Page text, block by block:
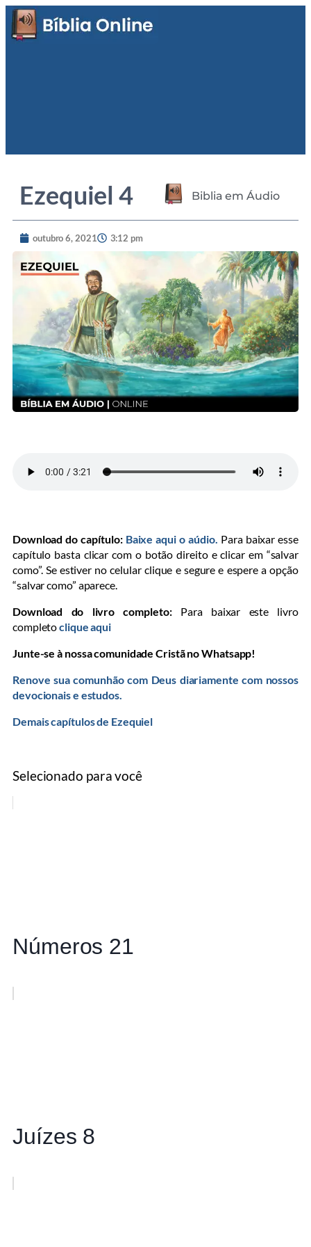
Ezequiel 4 Biblia em Áudio
outubro 6, 2021 3:12 pm
Download do capítulo: Baixe aqui o aúdio. Para baixar esse
capítulo basta clicar com o botão direito e clicar em “salvar
como”. Se estiver no celular clique e segure e espere a opção
“salvar como” aparece.
Download do livro completo: Para baixar este livro
completoclique aqui
Junte-se à nossa comunidade Cristã no Whatsapp!
Renove sua comunhão com Deus diariamente com nossos
devocionais e estudos.
Demais capítulos de Ezequiel
Selecionado para você
Números 21
Juízes 8